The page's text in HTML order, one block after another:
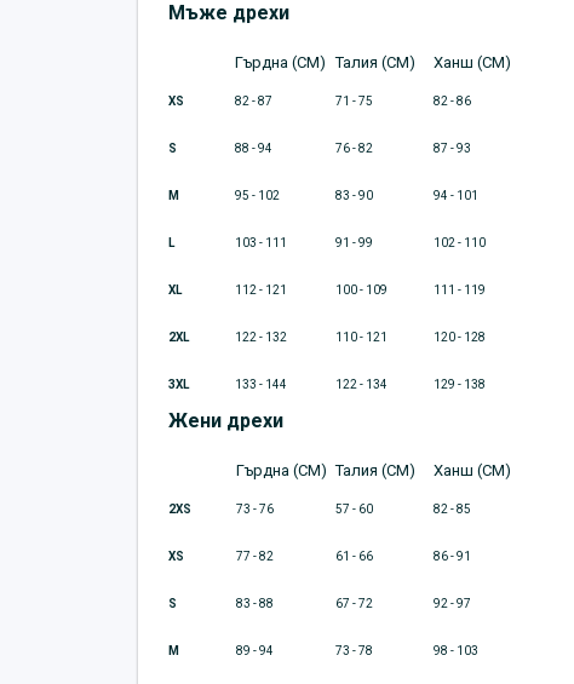
Мъже дрехи
Гърдна (CM) Талия (CM) Ханш (CM)
XS 82 - 87 71 - 75 82 - 86
S 88 - 94 76 - 82 87 - 93
M 95 - 102 83 - 90 94 - 101
L 103 - 111 91 - 99 102 - 110
XL 112 - 121 100 - 109 111 - 119
2XL 122 - 132 110 - 121 120 - 128
3XL 133 - 144 122 - 134 129 - 138
Жени дрехи
Гърдна (CM) Талия (CM) Ханш (CM)
2XS 73 - 76 57 - 60 82 - 85
XS 77 - 82 61 - 66 86 - 91
S 83 - 88 67 - 72 92 - 97
M 89 - 94 73 - 78 98 - 103